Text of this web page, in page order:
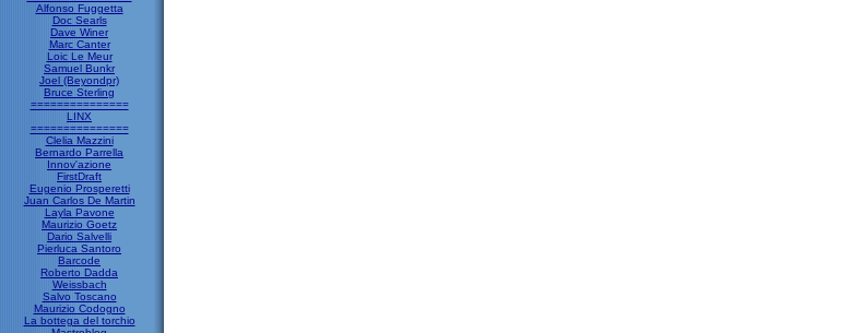
Alfonso Fuggetta
Doc Searls
Dave Winer
Marc Canter
Loic Le Meur
Samuel Bunkr
Joel (Beyondpr)
Bruce Sterling
===============
LINX
===============
Clelia Mazzini
Bernardo Parrella
Innov'azione
FirstDraft
Eugenio Prosperetti
Juan Carlos De Martin
Layla Pavone
Maurizio Goetz
Dario Salvelli
Pierluca Santoro
Barcode
Roberto Dadda
Weissbach
Salvo Toscano
Maurizio Codogno
La bottega del torchio